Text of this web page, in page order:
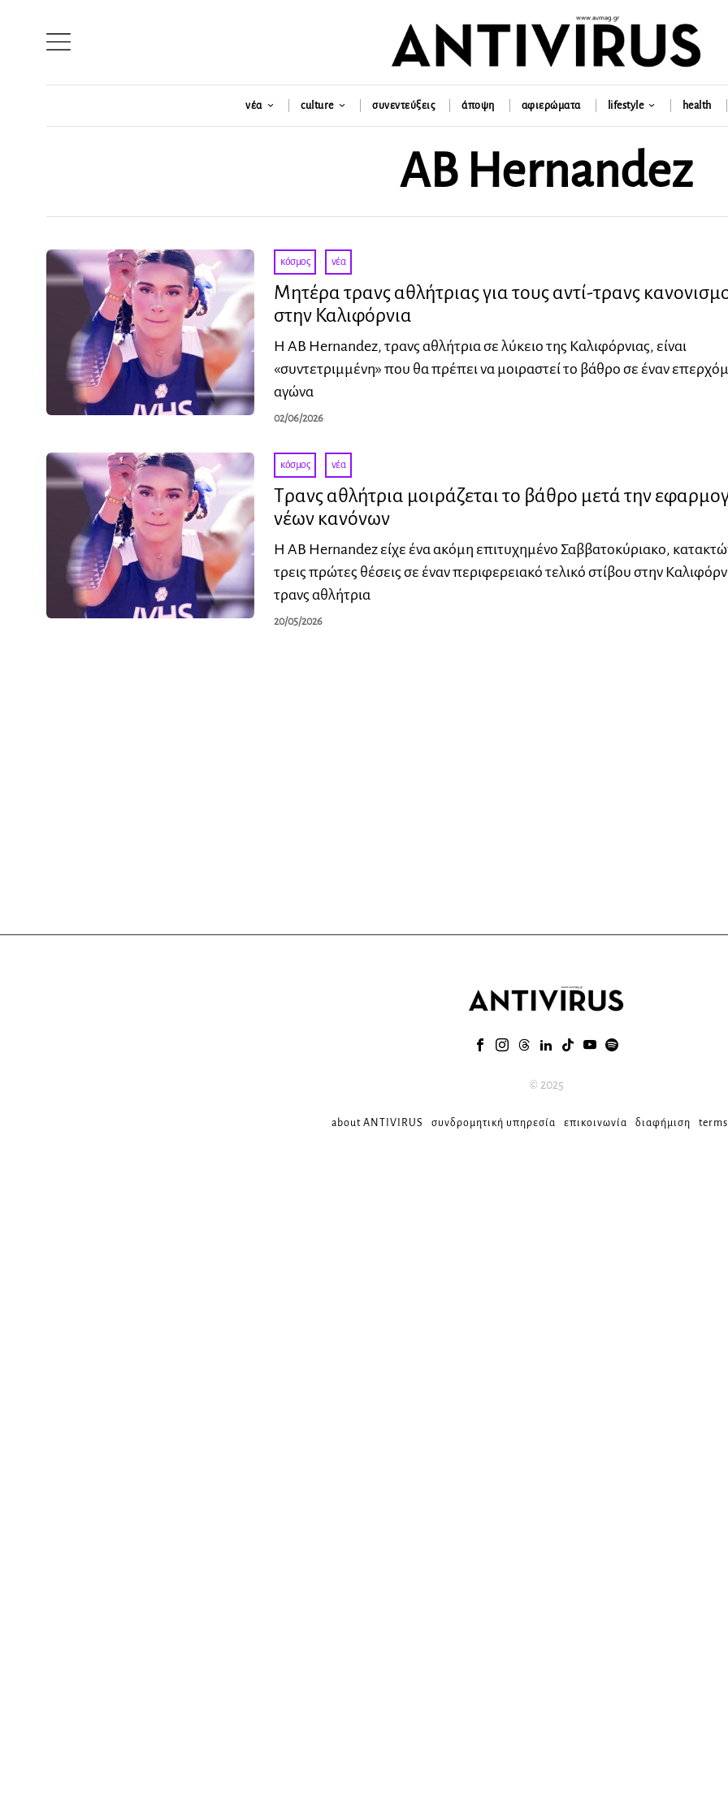
νέα culture συνεντεύξεις άποψη αφιερώματα lifestyle health
AB Hernandez
κόσμος · νέα
Μητέρα τρανς αθλήτριας για τους αντί-τρανς
στην Καλιφόρνια
Η AB Hernandez, τρανς αθλήτρια σε λύκειο της Καλιφόρνιας, είναι
«συντετριμμένη» που θα πρέπει να μοιραστεί το βάθρο σε έναν
αγώνα
02/06/2026
κόσμος · νέα
Τρανς αθλήτρια μοιράζεται το βάθρο μετά την
νέων κανόνων
Η AB Hernandez είχε ένα ακόμη επιτυχημένο Σαββατοκύριακο,
τρεις πρώτες θέσεις σε έναν περιφερειακό τελικό στίβου στην
τρανς αθλήτρια
20/05/2026
© 2025
about ANTIVIRUS συνδρομητική υπηρεσία επικοινωνία διαφήμιση